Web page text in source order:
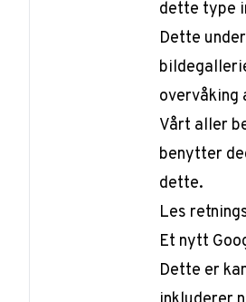
dette type
Dette
overvåking
Vårt aller
benytter
dette.
Les
Et nytt
Dette er